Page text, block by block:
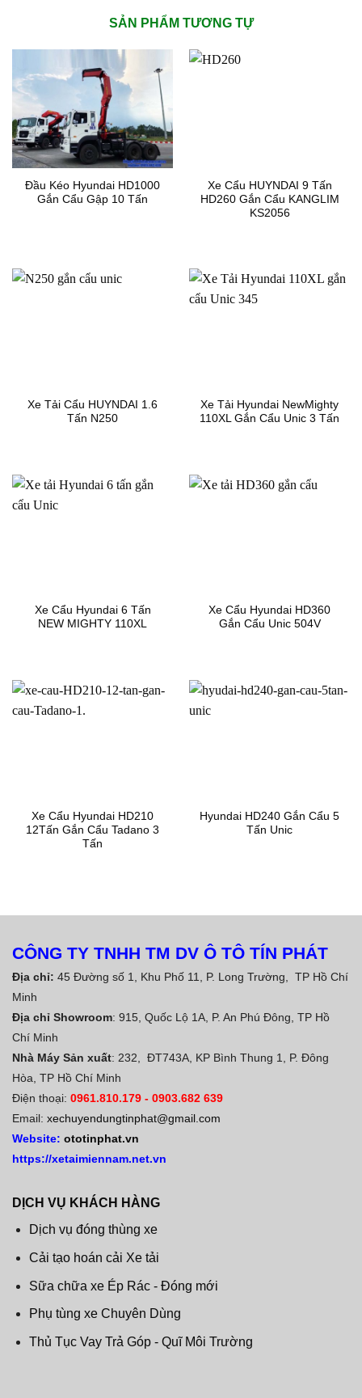
SẢN PHẨM TƯƠNG TỰ
Đầu Kéo Hyundai HD1000
Gắn Cẩu Gập 10 Tấn
Xe Cẩu HUYNDAI 9 Tấn
HD260 Gắn Cẩu KANGLIM
KS2056
Xe Tải Cẩu HUYNDAI 1.6
Tấn N250
Xe Tải Hyundai NewMighty
110XL Gắn Cẩu Unic 3 Tấn
Xe Cẩu Hyundai 6 Tấn
NEW MIGHTY 110XL
Xe Cẩu Hyundai HD360
Gắn Cẩu Unic 504V
Xe Cẩu Hyundai HD210
12Tấn Gắn Cẩu Tadano 3
Tấn
Hyundai HD240 Gắn Cẩu 5
Tấn Unic
CÔNG TY TNHH TM DV Ô TÔ TÍN PHÁT
Địa chỉ: 45 Đường số 1, Khu Phố 11, P. Long Trường, TP Hồ Chí
Minh
Địa chỉ Showroom: 915, Quốc Lộ 1A, P. An Phú Đông, TP Hồ
Chí Minh
Nhà Máy Sản xuất: 232, ĐT743A, KP Bình Thung 1, P. Đông
Hòa, TP Hồ Chí Minh
Điện thoại: 0961.810.179 - 0903.682 639
Email: xechuyendungtinphat@gmail.com
Website: ototinphat.vn
https://xetaimiennam.net.vn
DỊCH VỤ KHÁCH HÀNG
Dịch vụ đóng thùng xe
Cải tạo hoán cải Xe tải
Sữa chữa xe Ép Rác - Đóng mới
Phụ tùng xe Chuyên Dùng
Thủ Tục Vay Trả Góp - Quĩ Môi Trường